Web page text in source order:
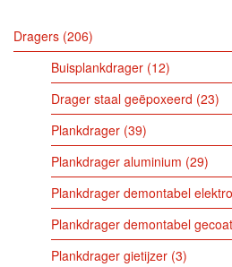
Dragers 206
Buisplankdrager 12
Drager staal geëpoxeerd 23
Plankdrager 39
Plankdrager aluminium 29
Plankdrager demontabel
Plankdrager demontabel gecoat
Plankdrager gietijzer 3